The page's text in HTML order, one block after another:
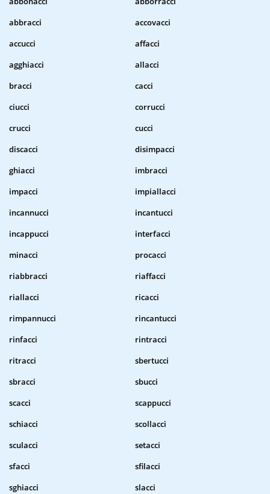
abbracci
accovacci
accucci
affacci
agghiacci
allacci
bracci
cacci
ciucci
corrucci
crucci
cucci
discacci
disimpacci
ghiacci
imbracci
impacci
impiallacci
incannucci
incantucci
incappucci
interfacci
minacci
procacci
riabbracci
riaffacci
riallacci
ricacci
rimpannucci
rincantucci
rinfacci
rintracci
ritracci
sbertucci
sbracci
sbucci
scacci
scappucci
schiacci
scollacci
sculacci
setacci
sfacci
sfilacci
sghiacci
slacci